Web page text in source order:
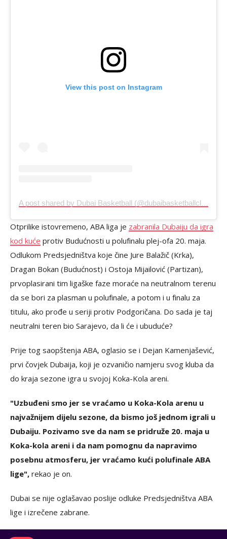
View this post on Instagram
Otprilike istovremeno, ABA liga je zabranila Dubaiju da igra
kod kuće protiv Budućnosti u polufinalu plej-ofa 20. maja.
Odlukom Predsjedništva koje čine Jure Balažič (Krka),
Dragan Bokan (Budućnost) i Ostoja Mijailović (Partizan),
prvoplasirani tim ligaške faze moraće na neutralnom terenu
da se bori za plasman u polufinale, a potom i u finalu za
titulu, ako prođe u seriji protiv Podgoričana. Do sada je taj
neutralni teren bio Sarajevo, da li će i ubuduće?
Prije tog saopštenja ABA, oglasio se i Dejan Kamenjašević,
prvi čovjek Dubaija, koji je ozvaničio namjeru svog kluba da
do kraja sezone igra u svojoj Koka-Kola areni.
"Uzbuđeni smo jer se vraćamo u Koka-Kola arenu u
najvažnijem dijelu sezone, da bismo još jednom igrali u
Dubaiju. Pozivamo sve da nam se pridruže 20. maja u
Koka-kola areni i da nam pomognu da napravimo
posebnu atmosferu, jer vraćamo kući polufinale ABA
lige", rekao je on.
Dubai se nije oglašavao poslije odluke Predsjedništva ABA
lige i izrečene zabrane.